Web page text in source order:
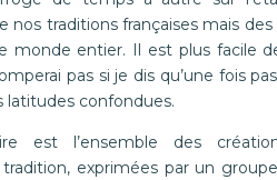
traditions françaises mais
monde entier. Il est plus facile
pas si je dis qu’une fois
latitudes confondues.
est l’ensemble des
exprimées par un